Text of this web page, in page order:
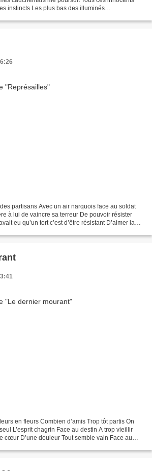
instincts Les plus bas des illuminés
partisans Avec un air narquois face au soldat
à lui de vaincre sa terreur De pouvoir résister
eu qu’un tort c’est d’être résistant D’aimer la
en fleurs Combien d’amis Trop tôt partis On
L’esprit chagrin Face au destin A trop vieillir
cœur D’une douleur Tout semble vain Face au